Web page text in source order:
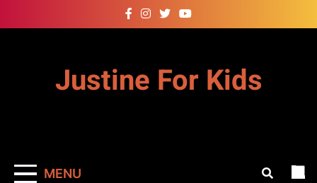
to
Justine For Kids
MENU